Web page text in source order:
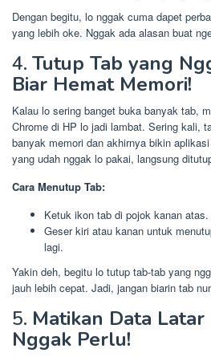
Dengan begitu, lo nggak cuma dapet
yang lebih oke. Nggak ada alasan buat
4. Tutup Tab yang
Biar Hemat Memori!
Kalau lo sering banget buka banyak tab,
Chrome di HP lo jadi lambat. Sering kali,
banyak memori dan akhirnya bikin
yang udah nggak lo pakai, langsung
Cara Menutup Tab:
Ketuk ikon tab di pojok kanan atas.
Geser kiri atau kanan untuk
lagi.
Yakin deh, begitu lo tutup tab-tab yang
jauh lebih cepat. Jadi, jangan biarin tab
5. Matikan Data
Nggak Perlu!